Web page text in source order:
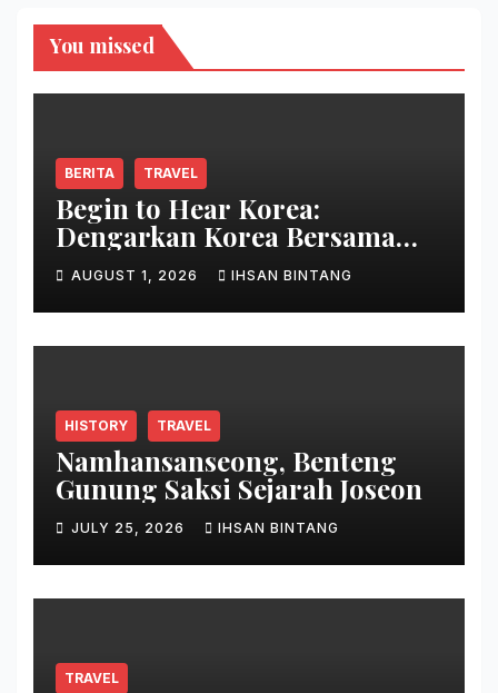
You missed
BERITA TRAVEL
Begin to Hear Korea:
Dengarkan Korea Bersama
Park Bo Gum
AUGUST 1, 2026 IHSAN BINTANG
HISTORY TRAVEL
Namhansanseong, Benteng
Gunung Saksi Sejarah Joseon
JULY 25, 2026 IHSAN BINTANG
TRAVEL